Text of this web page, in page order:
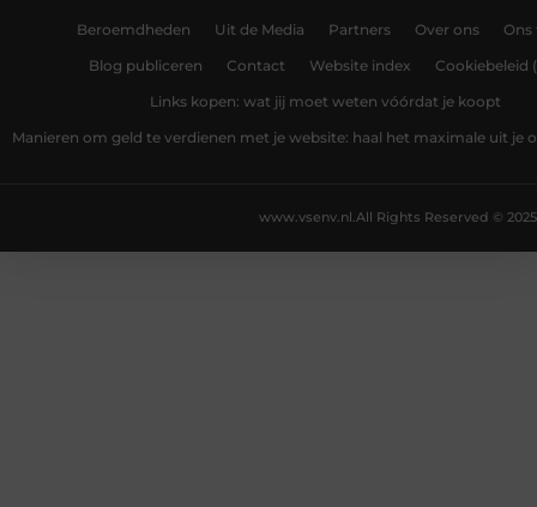
Beroemdheden Uit de Media Partners Over ons Ons
Blog publiceren Contact Website index Cookiebeleid
Links kopen: wat jij moet weten vóórdat je koopt
Manieren om geld te verdienen met je website: haal het maximale uit je
All Rights Reserved © 2025
www.vsenv.nl.